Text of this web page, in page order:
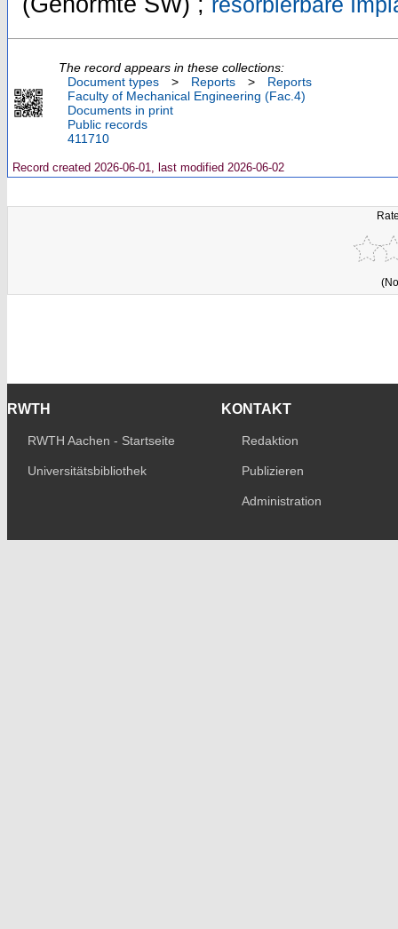
The record appears in these collections:
Document types
> Reports >
Reports
Faculty of Mechanical Engineering (Fac.4)
Documents in print
Public records
411710
Record created 2026-06-01, last modified 2026-06-02
RWTH
RWTH Aachen - Startseite
Universitätsbibliothek
KONTAKT
Redaktion
Publizieren
Administration